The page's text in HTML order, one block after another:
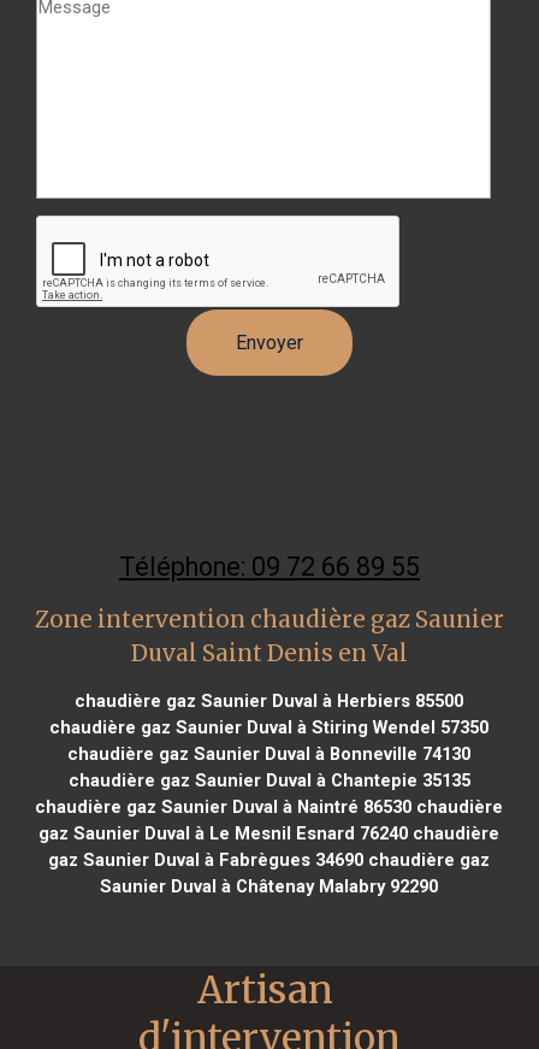
Téléphone: 09 72 66 89 55
Zone intervention chaudière gaz Saunier
Duval Saint Denis en Val
chaudière gaz Saunier Duval à Herbiers 85500
chaudière gaz Saunier Duval à Stiring Wendel 57350
chaudière gaz Saunier Duval à Bonneville 74130
chaudière gaz Saunier Duval à Chantepie 35135
chaudière gaz Saunier Duval à Naintré 86530 chaudière
gaz Saunier Duval à Le Mesnil Esnard 76240 chaudière
gaz Saunier Duval à Fabrègues 34690 chaudière gaz
Saunier Duval à Châtenay Malabry 92290
Artisan
d'intervention